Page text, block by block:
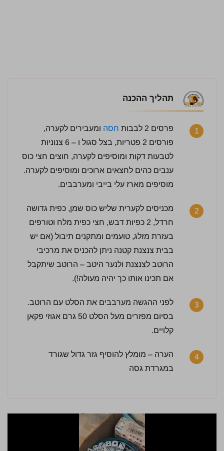
תהליך ההכנה
1 פרסים 2 לבבות חסה ומעבירים לקערה,
פורסים 2 פטריות, בצל סגול ו – 6 צנוניות
לטבעות דקות ומוסיפים לקערה, חוצים חצי כוס
ענבים כהים לחצאים ארוכים ומוסיפים לקערה.
מוסיפים מארז עלי בייבי ומערבבים.
2
מכניסים לקערית שליש כוס שמן, כפית גדושה
חרדל, 2 כפיות דבש, חצי כפית מלח וטורפים
בעזרת מזלג, טועמים ומתקנים תיבול (אם יש
בבית צנצנת קטנה ניתן להכניס את מרכיבי
הרוטב לצנצנת ולנער היטב – הרוטב שיתקבל
אם תכינו אותו כך יהיה מעולה!).
3
לפני ההגשה מערבבים את הסלט עם הרוטב.
בסיום מפזרים מעל הסלט 50 גרם אגוזי פקאן
קלויים.
4
הערה – מומלץ להוסיף גזר גדול שגורד
במגרדת גסה
לחץ כדי לדרג: